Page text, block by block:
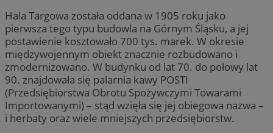
Hala Targowa została oddana w 1905 roku jako
pierwsza tego typu budowla na Górnym Śląsku, a jej
postawienie kosztowało 700 tys. marek. W okresie
międzywojennym obiekt znacznie rozbudowano i
zmodernizowano. W budynku od lat 70. do połowy lat
90. znajdowała się palarnia kawy POSTI
(Przedsiębiorstwa Obrotu Spożywczymi Towarami
Importowanymi) – stąd wzięła się jej obiegowa nazwa –
i herbaty oraz wiele mniejszych przedsiębiorstw.